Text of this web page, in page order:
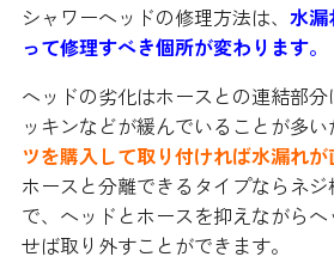
シャワーヘッドの修理方法は、 水漏
って修理すべき個所が変わります。
ヘッドの劣化はホースとの連結部
ッキンなどが緩んでいることが多い
ツを購入して取り付ければ水漏れが
ホースと分離できるタイプならネ
で、ヘッドとホースを抑えながら
せば取り外すことができます。